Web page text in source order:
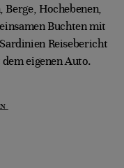
Berge, Hochebenen,
Buchten mit
Reisebericht
eigenen Auto.